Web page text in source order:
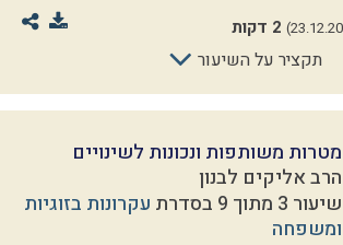
2 דקות
תקציר על השיעור
מטרות משותפות ונכונות לשינויים
הרב אליקים לבנון
שיעור 3 מתוך 9 בסדרת
עקרונות בזוגיות
ומשפחה